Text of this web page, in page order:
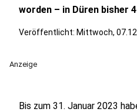
worden – in Düren bisher
Veröffentlicht: Mittwoch,
Anzeige
Bis zum 31. Januar 2023